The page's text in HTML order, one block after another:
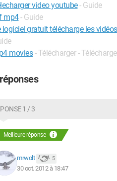
video youtube- Guide
mp4- Guide
logiciel gratuit télécharge les
movies - Télécharger -
1 / 3
Meilleure réponse
mrwolt 5
30 oct. 2012 à 18:47